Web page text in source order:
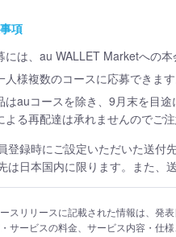
項
には、au WALLET Marketへの
人様複数のコースに応募できま
はauコースを除き、9月末を目
よる再配達は承れませんのでご注
登録時にご設定いただいた送付
は日本国内に限ります。また、
スリリースに記載された情報は、発表
サービスの料金、サービス内容・仕